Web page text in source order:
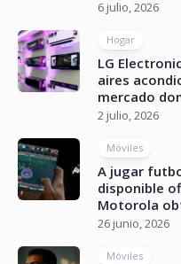
6 julio, 2026
Hogar
LG
aires
mercado
2 julio, 2026
Móviles
A jugar
disponible
Motorola
26 junio, 2026
Móviles